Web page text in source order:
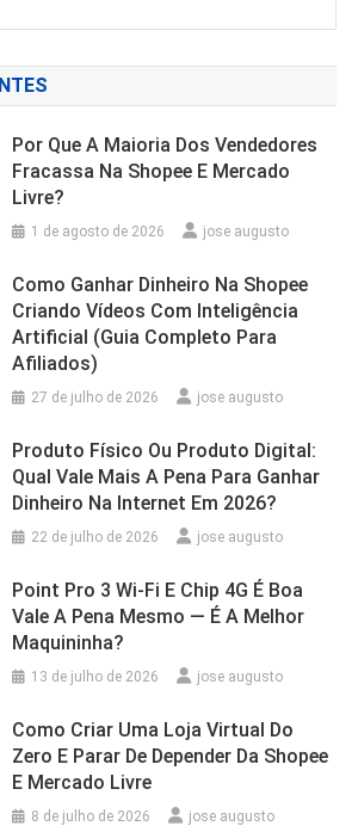
Por Que A Maioria Dos Vendedores
Fracassa Na Shopee E Mercado
Livre?
1 de agosto de 2026 jose augusto
Como Ganhar Dinheiro Na Shopee
Criando Vídeos Com Inteligência
Artificial (Guia Completo Para
Afiliados)
27 de julho de 2026 jose augusto
Produto Físico Ou Produto Digital:
Qual Vale Mais A Pena Para Ganhar
Dinheiro Na Internet Em 2026?
22 de julho de 2026 jose augusto
Point Pro 3 Wi‑Fi E Chip 4G É Boa
Vale A Pena Mesmo — É A Melhor
Maquininha?
13 de julho de 2026 jose augusto
Como Criar Uma Loja Virtual Do
Zero E Parar De Depender Da Shopee
E Mercado Livre
8 de julho de 2026 jose augusto